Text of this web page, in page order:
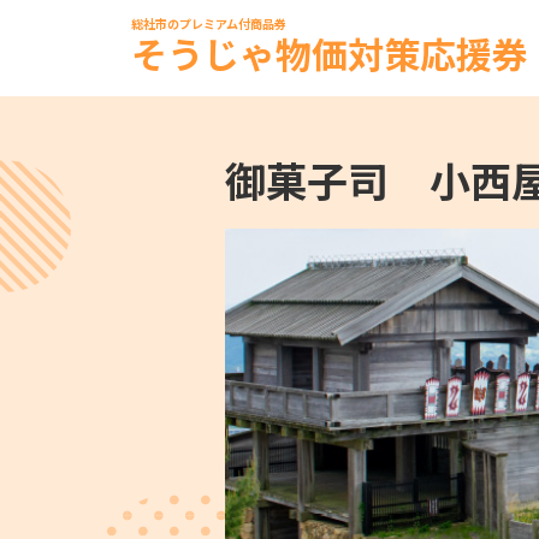
総社市のプレミアム付商品券
そうじゃ物価対策応援券
御菓子司 小西